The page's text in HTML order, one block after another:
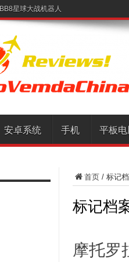
BB8星球大战机器人
安卓系统 手机 平板
首页 / 标记
标记档
摩托罗